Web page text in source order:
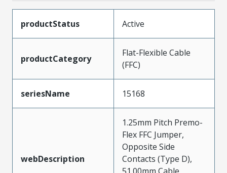
productStatus Active
productCategory
Flat-Flexible Cable
(FFC)
seriesName 15168
webDescription
1.25mm Pitch Premo-
Flex FFC Jumper,
Opposite Side
Contacts (Type D),